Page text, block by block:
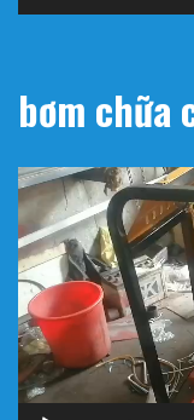
bơm chữa
Trình
chơi
Video